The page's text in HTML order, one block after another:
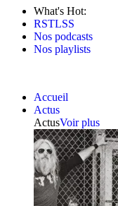
What's Hot:
RSTLSS
Nos podcasts
Nos playlists
Accueil
Actus
ActusVoir plus